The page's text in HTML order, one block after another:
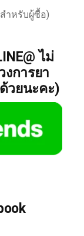
ำหรับผู้ซื้อ)
ไม่
การยา
วยนะคะ)